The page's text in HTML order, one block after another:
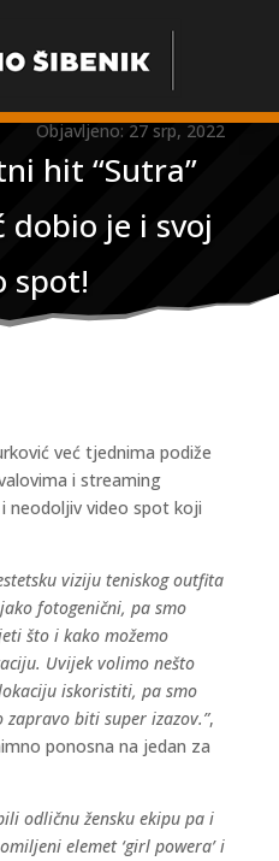
Objavljeno: 27 srp, 2022
hit “Sutra”
dobio je i svoj
spot!
već tjednima podiže
i streaming
neodoljiv video spot koji
viziju teniskog outfita
fotogenični, pa smo
što i kako možemo
Uvijek volimo nešto
iskoristiti, pa smo
biti super izazov.”,
ponosna na jedan za
odličnu žensku ekipu pa i
elemet ‘girl powera’ i